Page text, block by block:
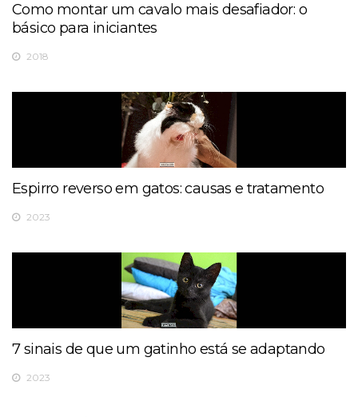
Como montar um cavalo mais desafiador: o
básico para iniciantes
2018
Espirro reverso em gatos: causas e tratamento
2023
7 sinais de que um gatinho está se adaptando
2023